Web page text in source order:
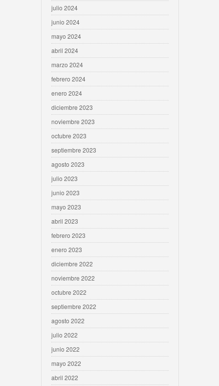
julio 2024
junio 2024
mayo 2024
abril 2024
marzo 2024
febrero 2024
enero 2024
diciembre 2023
noviembre 2023
octubre 2023
septiembre 2023
agosto 2023
julio 2023
junio 2023
mayo 2023
abril 2023
febrero 2023
enero 2023
diciembre 2022
noviembre 2022
octubre 2022
septiembre 2022
agosto 2022
julio 2022
junio 2022
mayo 2022
abril 2022